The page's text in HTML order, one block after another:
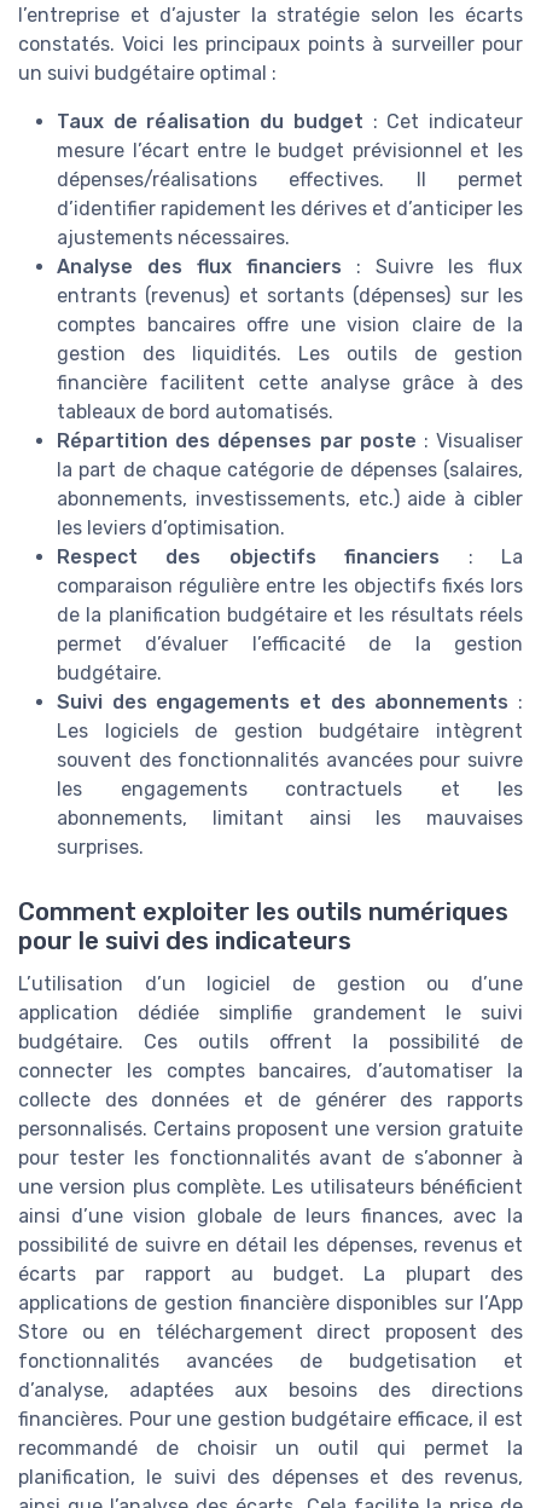
l’entreprise et d’ajuster la stratégie selon les écarts
constatés. Voici les principaux points à surveiller pour
un suivi budgétaire optimal :
Taux de réalisation du budget : Cet indicateur
mesure l’écart entre le budget prévisionnel et les
dépenses/réalisations effectives. Il permet
d’identifier rapidement les dérives et d’anticiper les
ajustements nécessaires.
Analyse des flux financiers : Suivre les flux
entrants (revenus) et sortants (dépenses) sur les
comptes bancaires offre une vision claire de la
gestion des liquidités. Les outils de gestion
financière facilitent cette analyse grâce à des
tableaux de bord automatisés.
Répartition des dépenses par poste : Visualiser
la part de chaque catégorie de dépenses (salaires,
abonnements, investissements, etc.) aide à cibler
les leviers d’optimisation.
Respect des objectifs financiers : La
comparaison régulière entre les objectifs fixés lors
de la planification budgétaire et les résultats réels
permet d’évaluer l’efficacité de la gestion
budgétaire.
Suivi des engagements et des abonnements :
Les logiciels de gestion budgétaire intègrent
souvent des fonctionnalités avancées pour suivre
les engagements contractuels et les
abonnements, limitant ainsi les mauvaises
surprises.
Comment exploiter les outils numériques
pour le suivi des indicateurs
L’utilisation d’un logiciel de gestion ou d’une
application dédiée simplifie grandement le suivi
budgétaire. Ces outils offrent la possibilité de
connecter les comptes bancaires, d’automatiser la
collecte des données et de générer des rapports
personnalisés. Certains proposent une version gratuite
pour tester les fonctionnalités avant de s’abonner à
une version plus complète. Les utilisateurs bénéficient
ainsi d’une vision globale de leurs finances, avec la
possibilité de suivre en détail les dépenses, revenus et
écarts par rapport au budget. La plupart des
applications de gestion financière disponibles sur l’App
Store ou en téléchargement direct proposent des
fonctionnalités avancées de budgetisation et
d’analyse, adaptées aux besoins des directions
financières. Pour une gestion budgétaire efficace, il est
recommandé de choisir un outil qui permet la
planification, le suivi des dépenses et des revenus,